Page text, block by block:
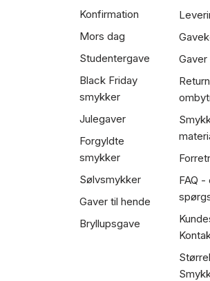
Konfirmation
Mors dag
Studentergave
Black Friday
smykker
Julegaver
Forgyldte
smykker
Sølvsmykker
Gaver til hende
Bryllupsgave
FAQ